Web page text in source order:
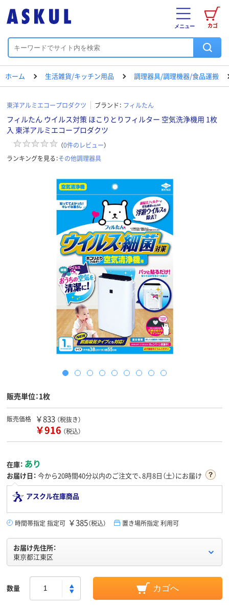
カゴ
メニュー
ホーム 生活雑貨/キッチン用品 調理器具/調理機器/食品運搬
東洋アルミエコープロダクツ ブランド： フィルたん
フィルたん ウイルス対策 ほこりとりフィルター 空気洗浄機用 1枚
入 東洋アルミエコープロダクツ
（0件のレビュー）
ランキングを見る：その他調理器具
販売単位：1枚
販売価格 ￥833 （税抜き）
￥916 （税込）
在庫： あり
お届け日： 今から20時間40分以内のご注文で、8月8日（土）にお届け
アスクル在庫商品
時間帯指定 指定可 ￥385（税込） 置き場所指定 利用可
お届け先住所：
東京都江東区
数量 カゴへ